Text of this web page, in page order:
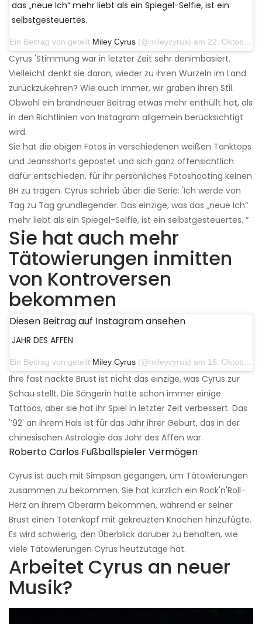
das „neue Ich“ mehr liebt als ein Spiegel-Selfie, ist ein
selbstgesteuertes.
Ein Beitrag von geteilt Miley Cyrus (@mileycyrus) am 22. Oktober 2019 um 11:39 Uhr PDT
Cyrus 'Stimmung war in letzter Zeit sehr denimbasiert.
Vielleicht denkt sie daran, wieder zu ihren Wurzeln im Land
zurückzukehren? Wie auch immer, wir graben ihren Stil.
Obwohl ein brandneuer Beitrag etwas mehr enthüllt hat, als
in den Richtlinien von Instagram allgemein berücksichtigt
wird.
Sie hat die obigen Fotos in verschiedenen weißen Tanktops
und Jeansshorts gepostet und sich ganz offensichtlich
dafür entschieden, für ihr persönliches Fotoshooting keinen
BH zu tragen. Cyrus schrieb über die Serie: 'Ich werde von
Tag zu Tag grundlegender. Das einzige, was das „neue Ich“
mehr liebt als ein Spiegel-Selfie, ist ein selbstgesteuertes. “
Sie hat auch mehr
Tätowierungen inmitten
von Kontroversen
bekommen
Diesen Beitrag auf Instagram ansehen
JAHR DES AFFEN
Ein Beitrag von geteilt Miley Cyrus (@mileycyrus) am 16. Oktober 2019 um 19:04 Uhr PDT
Ihre fast nackte Brust ist nicht das einzige, was Cyrus zur
Schau stellt. Die Sängerin hatte schon immer einige
Tattoos, aber sie hat ihr Spiel in letzter Zeit verbessert. Das
'’92' an ihrem Hals ist für das Jahr ihrer Geburt, das in der
chinesischen Astrologie das Jahr des Affen war.
Roberto Carlos Fußballspieler Vermögen
Cyrus ist auch mit Simpson gegangen, um Tätowierungen
zusammen zu bekommen. Sie hat kürzlich ein Rock'n'Roll-
Herz an ihrem Oberarm bekommen, während er seiner
Brust einen Totenkopf mit gekreuzten Knochen hinzufügte.
Es wird schwierig, den Überblick darüber zu behalten, wie
viele Tätowierungen Cyrus heutzutage hat.
Arbeitet Cyrus an neuer
Musik?